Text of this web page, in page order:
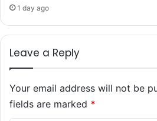
1 day ago
Leave a Reply
Your email address will not be
fields are marked *